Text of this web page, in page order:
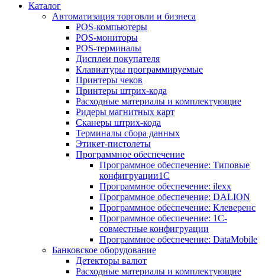
Каталог
Автоматизация торговли и бизнеса
POS-компьютеры
POS-мониторы
POS-терминалы
Дисплеи покупателя
Клавиатуры программируемые
Принтеры чеков
Принтеры штрих-кода
Расходные материалы и комплектующие
Ридеры магнитных карт
Сканеры штрих-кода
Терминалы сбора данных
Этикет-пистолеты
Программное обеспечение
Программное обеспечение: Типовые
конфигруации1С
Программное обеспечение: ilexx
Программное обеспечение: DALION
Программное обеспечение: Клеверенс
Программное обеспечение: 1С-
совместные конфигруации
Программное обеспечение: DataMobile
Банковское оборудование
Детекторы валют
Расходные материалы и комплектующие